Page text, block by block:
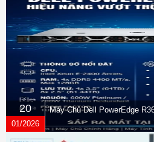
20
01/2026
Máy Chủ Dell PowerEdge